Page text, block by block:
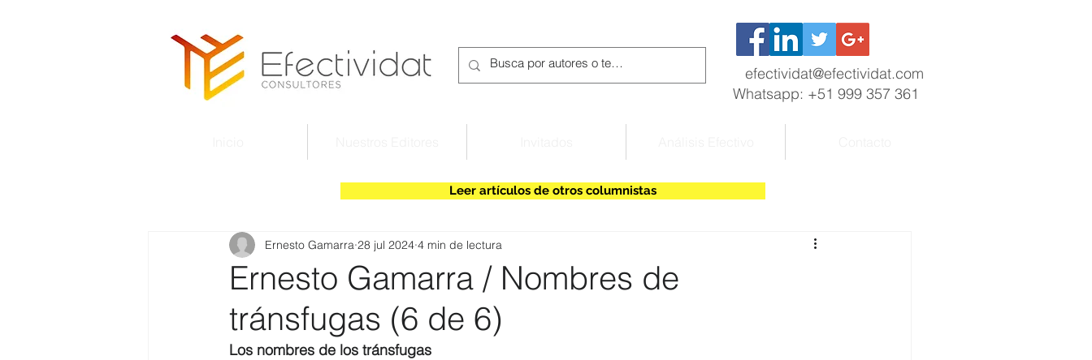
efectividat@efectividat.com
Whatsapp: +51 999 357 361
Leer artículos de otros columnistas
Ernesto Gamarra / Nombres de
tránsfugas (6 de 6)
Ernesto Gamarra 28 jul 2024 4 min de lectura
Los nombres de los tránsfugas